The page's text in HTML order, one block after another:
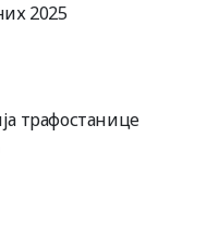
2025
трафостанице